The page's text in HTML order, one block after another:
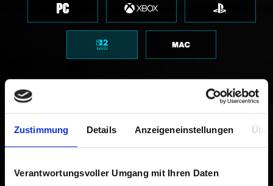
Zustimmung Details Anzeigeneinstellungen
Verantwortungsvoller Umgang mit Ihren Daten
Oft speichern!